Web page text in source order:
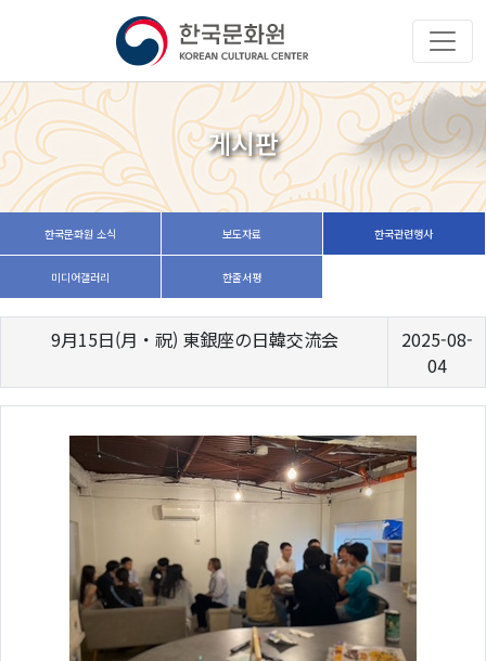
게시판
한국문화원 소식 보도자료 한국관련행사
미디어갤러리 한줄서평
9月15日(月・祝) 東銀座の日韓交流会
2025-08-
04